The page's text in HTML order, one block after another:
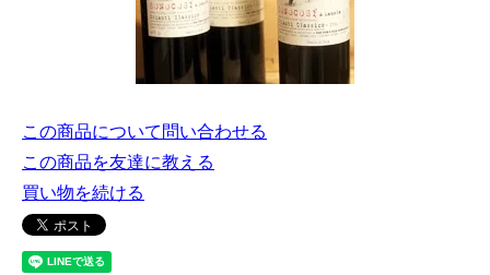
この商品について問い合わせる
この商品を友達に教える
買い物を続ける